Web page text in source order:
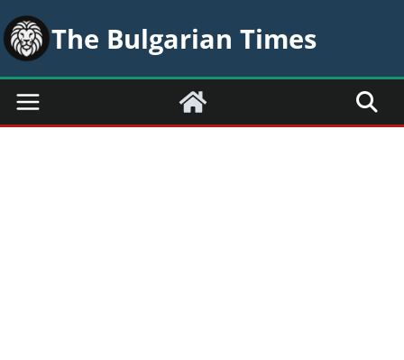
Skip
to
content
The Bulgarian Times